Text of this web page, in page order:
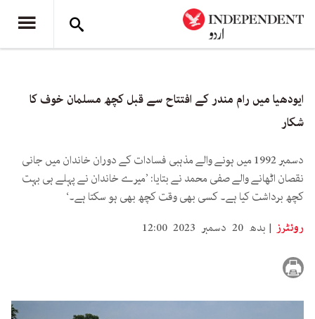
ایودھیا میں رام مندر کے افتتاح سے قبل کچھ مسلمان خوف کا
شکار
دسمبر 1992 میں ہونے والے مذہبی فسادات کے دوران خاندان میں جانی
نقصان اٹھانے والے صفی محمد نے بتایا: ’میرے خاندان نے پہلے ہی بہت
کچھ برداشت کیا ہے۔ کسی بھی وقت کچھ بھی ہو سکتا ہے۔‘
روئٹرز
بدھ 20 دسمبر 2023 12:00